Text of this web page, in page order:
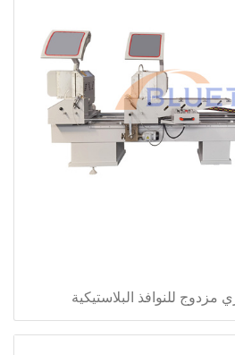
للنوافذ البلاستيكية